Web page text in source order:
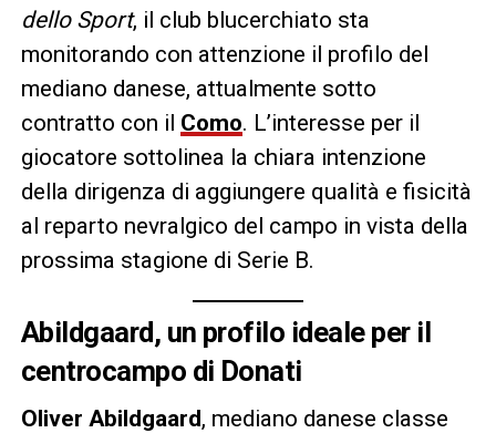
dello Sport, il club blucerchiato sta
monitorando con attenzione il profilo del
mediano danese, attualmente sotto
contratto con il Como. L’interesse per il
giocatore sottolinea la chiara intenzione
della dirigenza di aggiungere qualità e fisicità
al reparto nevralgico del campo in vista della
prossima stagione di Serie B.
Abildgaard, un profilo ideale per il
centrocampo di Donati
Oliver Abildgaard, mediano danese classe